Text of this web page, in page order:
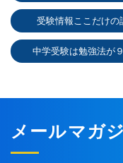
受験情報ここだけの
中学受験は勉強法が
メールマガ